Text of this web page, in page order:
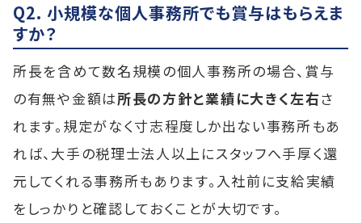
Q2. 小規模な個人事務所でも賞与はもらえま
すか？
所長を含めて数名規模の個人事務所の場合、賞与
の有無や金額は所長の方針と業績に大きく左右さ
れます。規定がなく寸志程度しか出ない事務所もあ
れば、大手の税理士法人以上にスタッフへ手厚く還
元してくれる事務所もあります。入社前に支給実績
をしっかりと確認しておくことが大切です。